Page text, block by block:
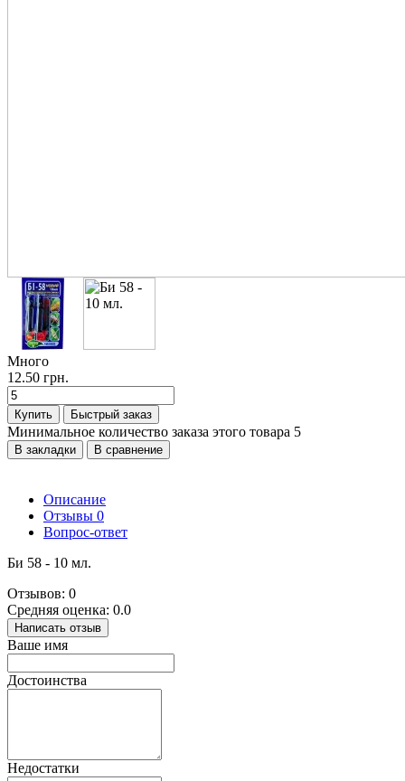
Много
12.50 грн.
Купить Быстрый заказ
Минимальное количество заказа этого товара 5
В закладки В сравнение
Описание
Отзывы 0
Вопрос-ответ
Би 58 - 10 мл.
Отзывов: 0
Средняя оценка: 0.0
Написать отзыв
Ваше имя
Достоинства
Недостатки